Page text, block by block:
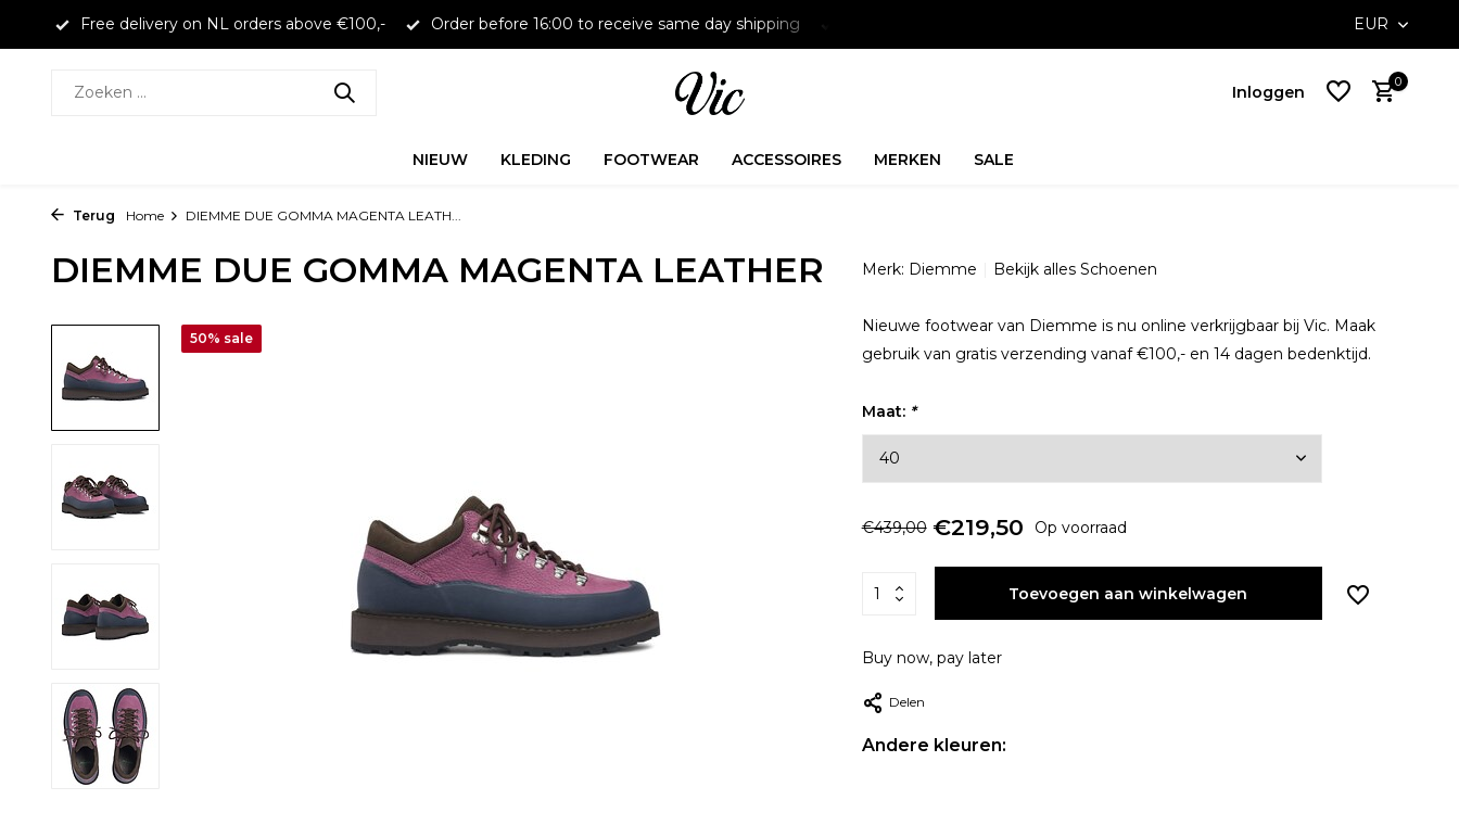
Free delivery on NL orders above €100,- Order before 16:00 to receive same day shipping Free delivery on NL orders above €100,-
EUR
Inloggen
0
NIEUW KLEDING FOOTWEAR ACCESSOIRES MERKEN SALE
Terug Home DIEMME DUE GOMMA MAGENTA LEATH...
DIEMME DUE GOMMA MAGENTA LEATHER
50% sale
Merk: Diemme Bekijk alles Schoenen
Nieuwe footwear van Diemme is nu online verkrijgbaar bij Vic. Maak
gebruik van gratis verzending vanaf €100,- en 14 dagen bedenktijd.
Maat: *
€439,00 €219,50 Op voorraad
Toevoegen aan winkelwagen
Buy now, pay later
Delen
Andere kleuren: